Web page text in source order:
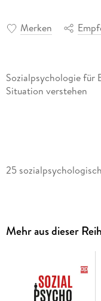
Merken
Sozialpsychologie für
Mehr aus dieser